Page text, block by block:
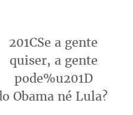
201CSe a gente
quiser, a gente
pode%u201D
Obama né Lula?